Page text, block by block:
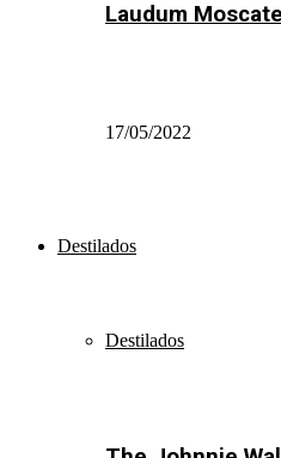
Laudum Moscatel
17/05/2022
Destilados
Destilados